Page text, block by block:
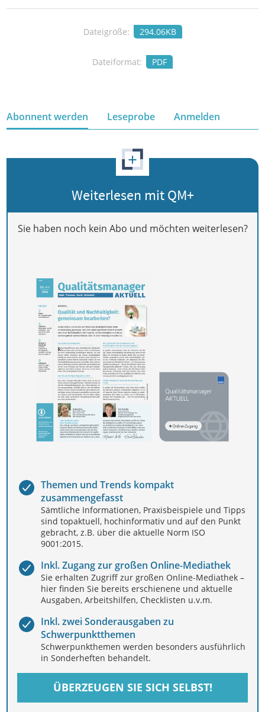
Dateigröße: 294.06KB
Dateiformat: PDF
Abonnent werden Leseprobe Anmelden
+
Weiterlesen mit QM+
Sie haben noch kein Abo und möchten weiterlesen?
Themen und Trends kompakt
zusammengefasst
Sämtliche Informationen, Praxisbeispiele und Tipps
sind topaktuell, hochinformativ und auf den Punkt
gebracht, z.B. über die aktuelle Norm ISO
9001:2015.
Inkl. Zugang zur großen Online-Mediathek
Sie erhalten Zugriff zur großen Online-Mediathek –
hier finden Sie bereits erschienene und aktuelle
Ausgaben, Arbeitshilfen, Checklisten u.v.m.
Inkl. zwei Sonderausgaben zu
Schwerpunktthemen
Schwerpunkthemen werden besonders ausführlich
in Sonderheften behandelt.
ÜBERZEUGEN SIE SICH SELBST!